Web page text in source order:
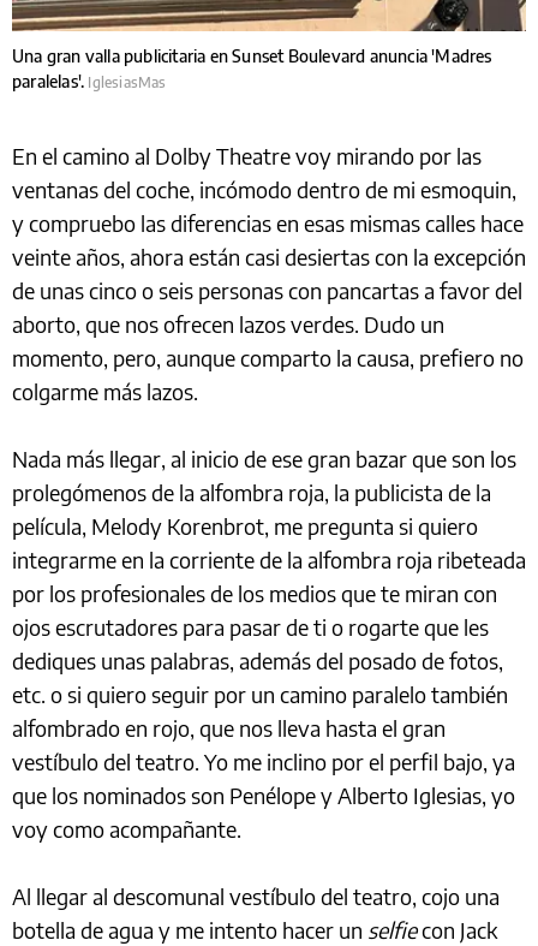
Una gran valla publicitaria en Sunset Boulevard anuncia 'Madres
paralelas'. IglesiasMas
En el camino al Dolby Theatre voy mirando por las
ventanas del coche, incómodo dentro de mi esmoquin,
y compruebo las diferencias en esas mismas calles hace
veinte años, ahora están casi desiertas con la excepción
de unas cinco o seis personas con pancartas a favor del
aborto, que nos ofrecen lazos verdes. Dudo un
momento, pero, aunque comparto la causa, prefiero no
colgarme más lazos.
Nada más llegar, al inicio de ese gran bazar que son los
prolegómenos de la alfombra roja, la publicista de la
película, Melody Korenbrot, me pregunta si quiero
integrarme en la corriente de la alfombra roja ribeteada
por los profesionales de los medios que te miran con
ojos escrutadores para pasar de ti o rogarte que les
dediques unas palabras, además del posado de fotos,
etc. o si quiero seguir por un camino paralelo también
alfombrado en rojo, que nos lleva hasta el gran
vestíbulo del teatro. Yo me inclino por el perfil bajo, ya
que los nominados son Penélope y Alberto Iglesias, yo
voy como acompañante.
Al llegar al descomunal vestíbulo del teatro, cojo una
botella de agua y me intento hacer un selfiecon Jack